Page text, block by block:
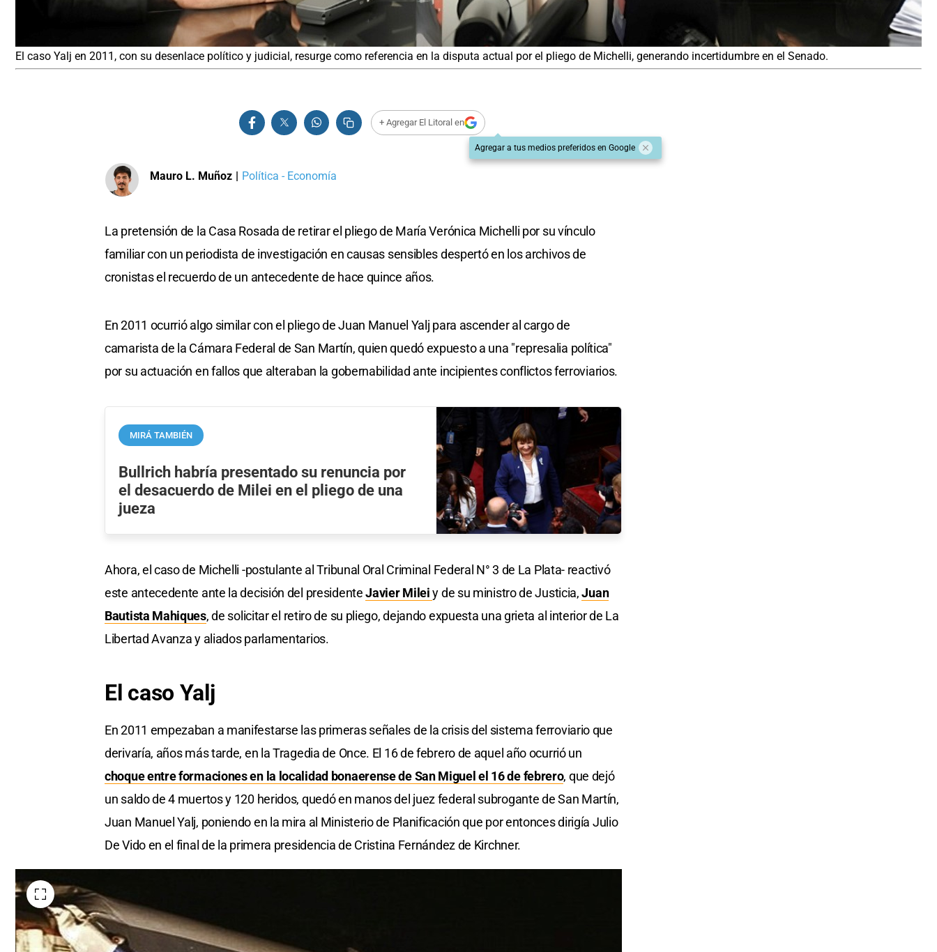
El caso Yalj en 2011, con su desenlace político y judicial, resurge como referencia en la disputa actual por el pliego de Michelli, generando incertidumbre en el Senado.
+ Agregar El Litoral en
Agregar a tus medios preferidos en Google
Mauro L. Muñoz | Política - Economía
La pretensión de la Casa Rosada de retirar el pliego de María Verónica Michelli por su vínculo
familiar con un periodista de investigación en causas sensibles despertó en los archivos de
cronistas el recuerdo de un antecedente de hace quince años.
En 2011 ocurrió algo similar con el pliego de Juan Manuel Yalj para ascender al cargo de
camarista de la Cámara Federal de San Martín, quien quedó expuesto a una "represalia política"
por su actuación en fallos que alteraban la gobernabilidad ante incipientes conflictos ferroviarios.
MIRÁ TAMBIÉN
Bullrich habría presentado su renuncia por
el desacuerdo de Milei en el pliego de una
jueza
Ahora, el caso de Michelli -postulante al Tribunal Oral Criminal Federal N° 3 de La Plata- reactivó
este antecedente ante la decisión del presidenteJavier Mileiy de su ministro de Justicia,Juan
Bautista Mahiques, de solicitar el retiro de su pliego, dejando expuesta una grieta al interior de La
Libertad Avanza y aliados parlamentarios.
El caso Yalj
En 2011 empezaban a manifestarse las primeras señales de la crisis del sistema ferroviario que
derivaría, años más tarde, en la Tragedia de Once. El 16 de febrero de aquel año ocurrió un
choque entre formaciones en la localidad bonaerense de San Miguel el 16 de febrero, que dejó
un saldo de 4 muertos y 120 heridos, quedó en manos del juez federal subrogante de San Martín,
Juan Manuel Yalj, poniendo en la mira al Ministerio de Planificación que por entonces dirigía Julio
De Vido en el final de la primera presidencia de Cristina Fernández de Kirchner.